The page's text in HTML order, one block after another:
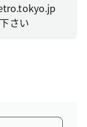
さい